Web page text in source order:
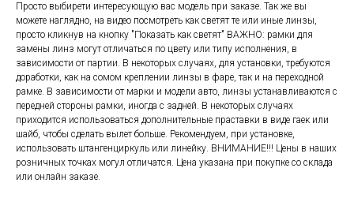
Просто выбирети интересующую вас модель при заказе. Так же вы
можете наглядно, на видео посмотреть как светят те или иные линзы,
просто кликнув на кнопку "Показать как светят" ВАЖНО: рамки для
замены линз могут отличаться по цвету или типу исполнения, в
зависимости от партии. В некоторых случаях, для установки, требуются
доработки, как на сомом креплении линзы в фаре, так и на переходной
рамке. В зависимости от марки и модели авто, линзы устанавливаются с
передней стороны рамки, иногда с задней. В некоторых случаях
приходится использоваться дополнительные праставки в виде гаек или
шайб, чтобы сделать вылет больше. Рекомендуем, при установке,
использовать штангенциркуль или линейку. ВНИМАНИЕ!!! Цены в наших
розничных точках могул отличатся. Цена указана при покупке со склада
или онлайн заказе.